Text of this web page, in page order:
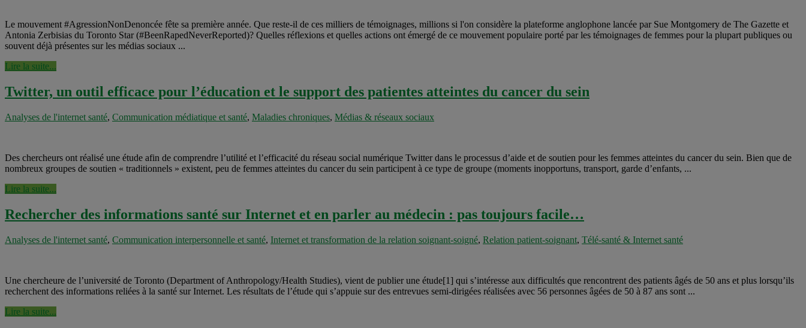
Le mouvement #AgressionNonDenoncée fête sa première année. Que reste-il de ces milliers de témoignages, millions si l'on considère la plateforme anglophone lancée par Sue Montgomery de The Gazette et
Antonia Zerbisias du Toronto Star (#BeenRapedNeverReported)? Quelles réflexions et quelles actions ont émergé de ce mouvement populaire porté par les témoignages de femmes pour la plupart publiques ou
souvent déjà présentes sur les médias sociaux ...
Lire la suite...
Twitter, un outil efficace pour l’éducation et le support des patientes atteintes du cancer du sein
Analyses de l'internet santé, Communication médiatique et santé, Maladies chroniques, Médias & réseaux sociaux
Des chercheurs ont réalisé une étude afin de comprendre l’utilité et l’efficacité du réseau social numérique Twitter dans le processus d’aide et de soutien pour les femmes atteintes du cancer du sein. Bien que de
nombreux groupes de soutien « traditionnels » existent, peu de femmes atteintes du cancer du sein participent à ce type de groupe (moments inopportuns, transport, garde d’enfants, ...
Lire la suite...
Rechercher des informations santé sur Internet et en parler au médecin : pas toujours facile…
Analyses de l'internet santé, Communication interpersonnelle et santé, Internet et transformation de la relation soignant-soigné, Relation patient-soignant, Télé-santé & Internet santé
Une chercheure de l’université de Toronto (Department of Anthropology/Health Studies), vient de publier une étude[1] qui s’intéresse aux difficultés que rencontrent des patients âgés de 50 ans et plus lorsqu’ils
recherchent des informations reliées à la santé sur Internet. Les résultats de l’étude qui s’appuie sur des entrevues semi-dirigées réalisées avec 56 personnes âgées de 50 à 87 ans sont ...
Lire la suite...